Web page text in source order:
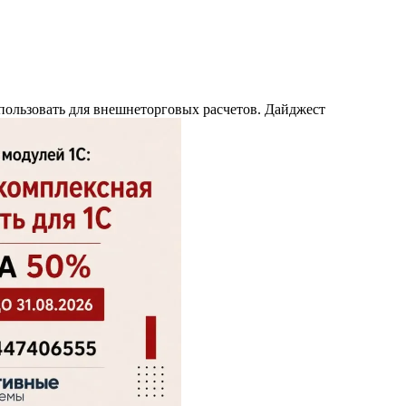
для внешнеторговых расчетов. Дайджест